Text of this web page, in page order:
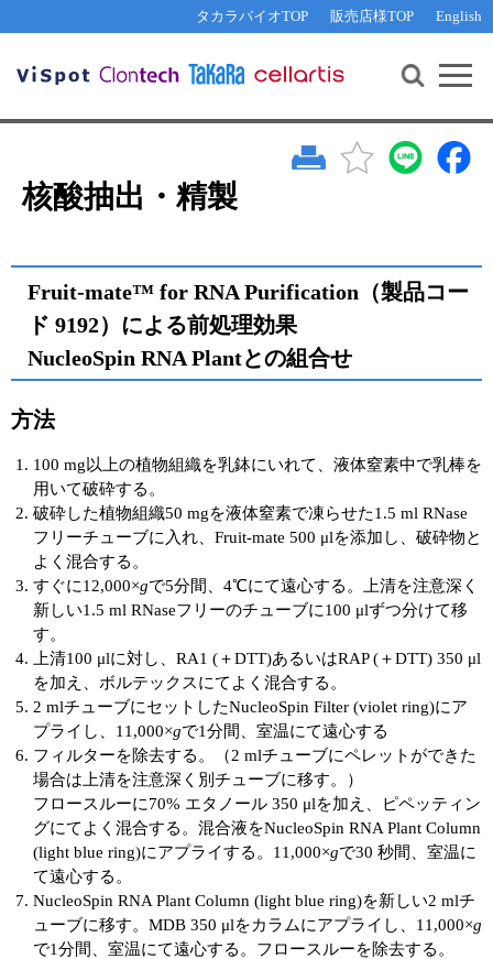
タカラバイオTOP 販売店様TOP English
機能解析・サイレンシング
核酸抽出・精製・標識
リアルタイムPCR（qPCR）
装置・ソフトウェア
サンプル請求
テクニカルサポートライン
その他 ライセンスに関するご相談
遺伝子組換え生物該当製品
研究支援ツール
Cut-Site Navigator 制限酵素切断サイトの検索
抗体検索サイト
リアルタイムPCR（インターカレーター法）
プライマー検索・注文
リアルタイムPCR（プローブ法）
プライマー・プローブ検索・注文
機器ソフトウェア・ベクター配列ダウンロード
ラーニングセンター
実験ガイド
リアルタイムPCR実験ガイド
遺伝子検査ガイド（食品・水質・家畜他）
NGSポータルサイト
幹細胞・再生医療研究ガイド
クローニング実験ガイド
細胞選択ガイド
エピジェネティクス実験ガイド
RNAi実験ガイド
アプリケーションノート
お問い合わせ WEB会員登録
核酸抽出・精製
Fruit-mate™ for RNA Purification（製品コー
ド 9192）による前処理効果
NucleoSpin RNA Plantとの組合せ
方法
100 mg以上の植物組織を乳鉢にいれて、液体窒素中で乳棒を
用いて破砕する。
破砕した植物組織50 mgを液体窒素で凍らせた1.5 ml RNase
フリーチューブに入れ、Fruit-mate 500 μlを添加し、破砕物と
よく混合する。
すぐに12,000×gで5分間、4℃にて遠心する。上清を注意深く
新しい1.5 ml RNaseフリーのチューブに100 μlずつ分けて移
す。
上清100 μlに対し、RA1 (＋DTT)あるいはRAP (＋DTT) 350 μl
を加え、ボルテックスにてよく混合する。
2 mlチューブにセットしたNucleoSpin Filter (violet ring)にア
プライし、11,000×gで1分間、室温にて遠心する
フィルターを除去する。（2 mlチューブにペレットができた
場合は上清を注意深く別チューブに移す。）
フロースルーに70% エタノール 350 μlを加え、ピペッティン
グにてよく混合する。混合液をNucleoSpin RNA Plant Column
(light blue ring)にアプライする。11,000×gで30 秒間、室温に
て遠心する。
NucleoSpin RNA Plant Column (light blue ring)を新しい2 mlチ
ューブに移す。MDB 350 μlをカラムにアプライし、11,000×g
で1分間、室温にて遠心する。フロースルーを除去する。